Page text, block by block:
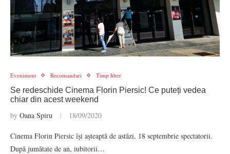
Eveniment Recomandari Timp liber
Se redeschide Cinema Florin Piersic! Ce puteți vedea
chiar din acest weekend
by Oana Spiru 18/09/2020
Cinema Florin Piersic își așteaptă de astăzi, 18 septembrie spectatorii.
După jumătate de an, iubitorii…